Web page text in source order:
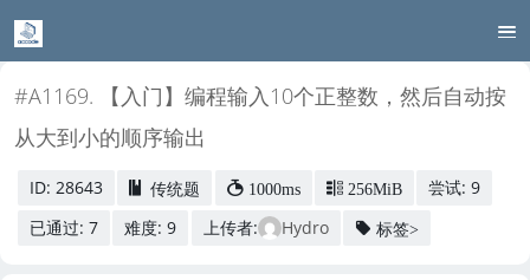
#A1169. 【入门】编程输入10个正整数，然后自动按
从大到小的顺序输出
ID: 28643 传统题 1000ms 256MiB
尝试: 9
已通过: 7
难度: 9 上传者: Hydro 标签>